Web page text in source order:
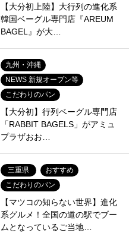
【大分初上陸】大行列の進化系
韓国ベーグル専門店『AREUM
BAGEL』が大…
九州・沖縄
NEWS 新規オープン等
こだわりのパン
【大分初】行列ベーグル専門店
「RABBIT BAGELS」がアミュ
プラザおお…
三重県
おすすめ
こだわりのパン
【マツコの知らない世界】進化
系グルメ！全国の道の駅でブー
ムとなっているご当地…